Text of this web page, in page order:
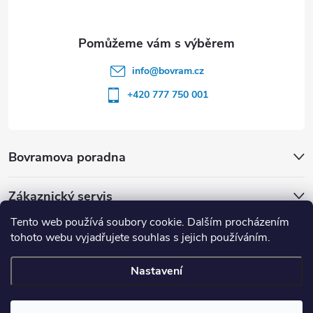
Tento web používá soubory cookie. Dalším procházením
tohoto webu vyjadřujete souhlas s jejich používáním.
Nastavení
Bovramova poradna
Zákaznický servis
info@bovram.cz
+420 777 750 001
Copyright 2026BOVRAM.cz. Všechna práva vyhrazena.